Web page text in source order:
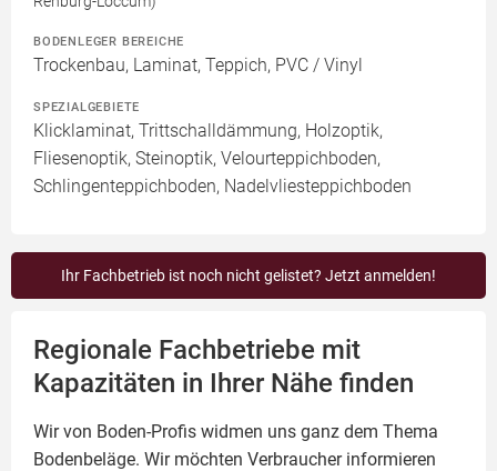
BODENLEGER BEREICHE
Trockenbau, Laminat, Teppich, PVC / Vinyl
SPEZIALGEBIETE
Klicklaminat, Trittschalldämmung, Holzoptik,
Fliesenoptik, Steinoptik, Velourteppichboden,
Schlingenteppichboden, Nadelvliesteppichboden
Ihr Fachbetrieb ist noch nicht gelistet? Jetzt anmelden!
Regionale Fachbetriebe mit
Kapazitäten in Ihrer Nähe finden
Wir von Boden-Profis widmen uns ganz dem Thema
Bodenbeläge. Wir möchten Verbraucher informieren